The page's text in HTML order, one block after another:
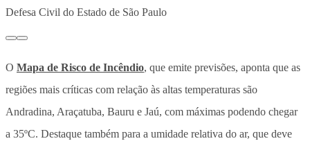
Defesa Civil do Estado de São Paulo
O Mapa de Risco de Incêndio, que emite previsões, aponta que as
regiões mais críticas com relação às altas temperaturas são
Andradina, Araçatuba, Bauru e Jaú, com máximas podendo chegar
a 35ºC. Destaque também para a umidade relativa do ar, que deve